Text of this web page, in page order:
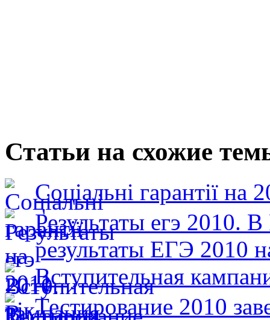
Статьи на схожие
Соціальні гарантії на
Результаты егэ 2010.
результаты ЕГЭ 2010
Вступительная
Тестирование 2010